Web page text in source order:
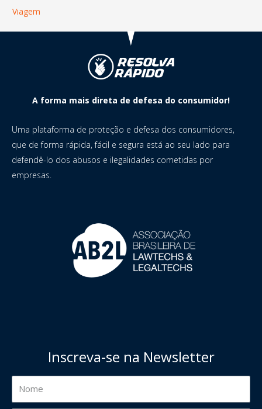
Viagem
A forma mais direta de defesa do consumidor!
Uma plataforma de proteção e defesa dos consumidores,
que de forma rápida, fácil e segura está ao seu lado para
defendê-lo dos abusos e ilegalidades cometidas por
empresas.
Inscreva-se na Newsletter